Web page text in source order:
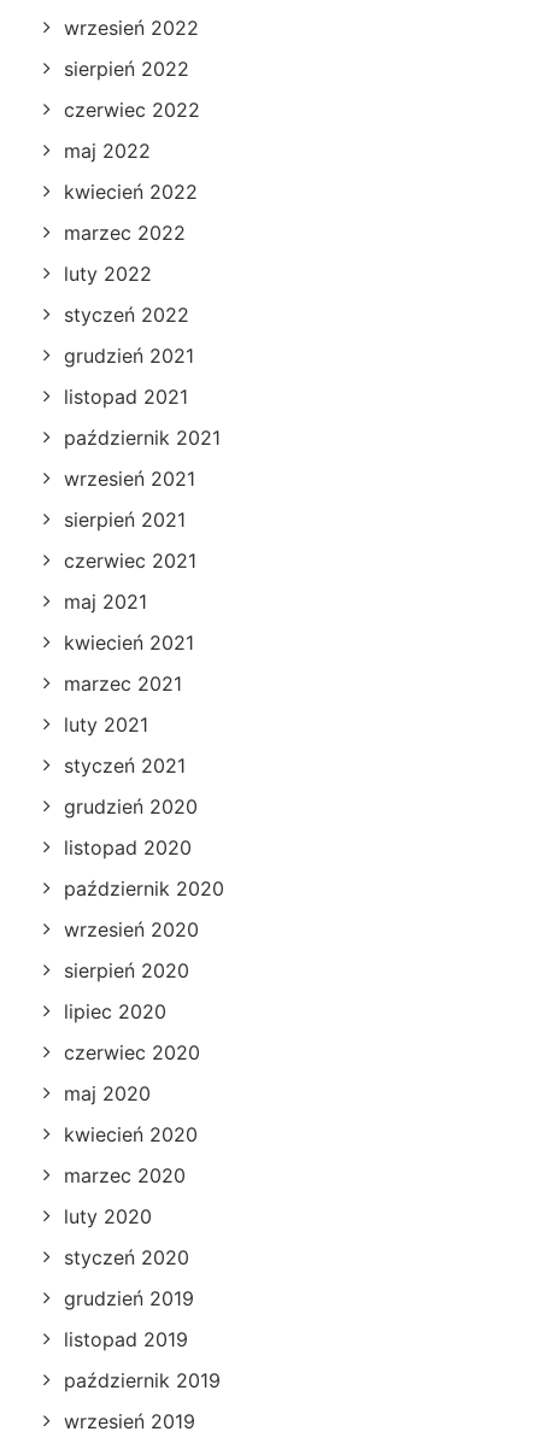
wrzesień 2022
sierpień 2022
czerwiec 2022
maj 2022
kwiecień 2022
marzec 2022
luty 2022
styczeń 2022
grudzień 2021
listopad 2021
październik 2021
wrzesień 2021
sierpień 2021
czerwiec 2021
maj 2021
kwiecień 2021
marzec 2021
luty 2021
styczeń 2021
grudzień 2020
listopad 2020
październik 2020
wrzesień 2020
sierpień 2020
lipiec 2020
czerwiec 2020
maj 2020
kwiecień 2020
marzec 2020
luty 2020
styczeń 2020
grudzień 2019
listopad 2019
październik 2019
wrzesień 2019